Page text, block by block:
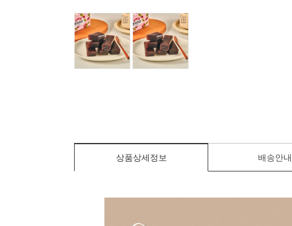
상품상세정보 배송안내